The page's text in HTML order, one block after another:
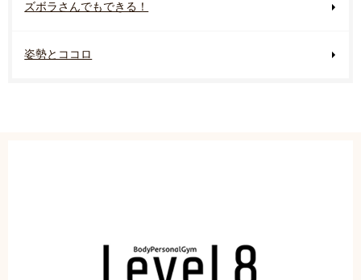
ズボラさんでもできる！
姿勢とココロ